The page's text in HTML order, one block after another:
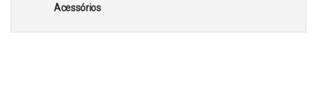
Acessórios